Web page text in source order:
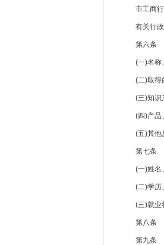
市工商行政
有关行政机
第六条 单
(一)名称、
(二)取得的
(三)知识
(四)产品、
(五)其他反
第七条 自
(一)姓名、
(二)学历、
(三)就业状
第八条 禁
第九条 单